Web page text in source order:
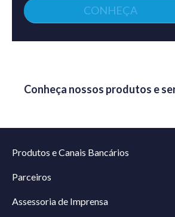
CONHEÇA
Conheça nossos produtos e
Produtos e Canais Bancários
Parceiros
Assessoria de Imprensa